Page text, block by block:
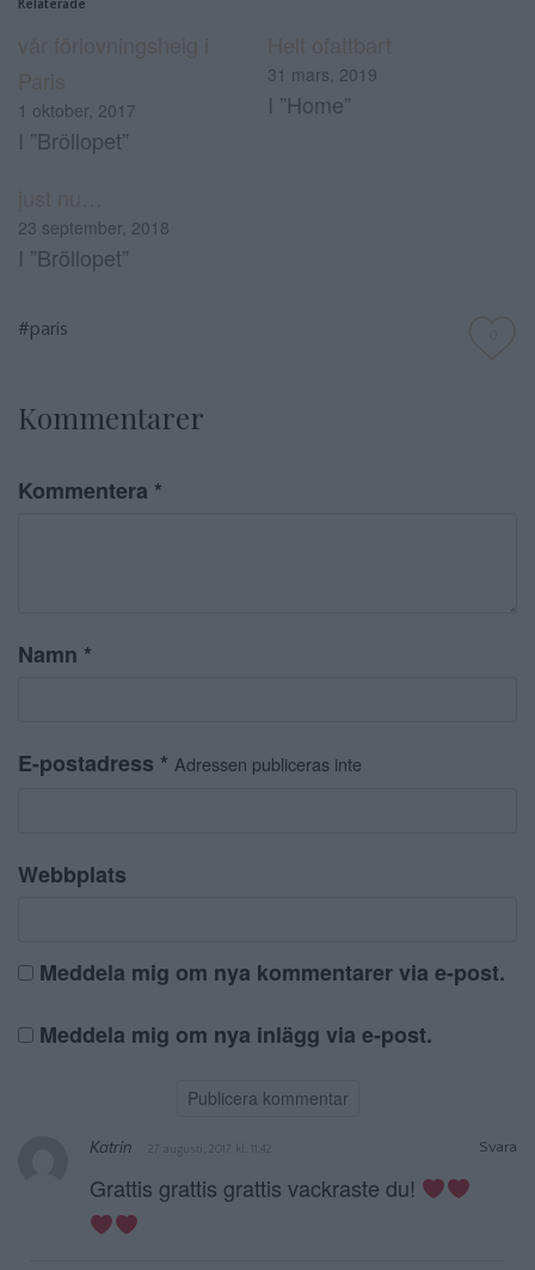
Relaterade
1 oktober, 2017
I ”Bröllopet”
31 mars, 2019
I ”Home”
23 september, 2018
I ”Bröllopet”
#paris
Kommentarer
Kommentera *
Namn *
E-postadress * Adressen publiceras inte
Webbplats
Meddela mig om nya kommentarer via e-post.
Meddela mig om nya inlägg via e-post.
Svara
Katrin 27 augusti, 2017 kl. 11:42
Grattis grattis grattis vackraste du!